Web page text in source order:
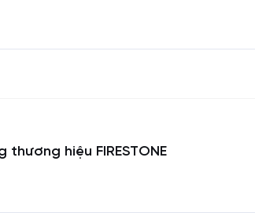
hiệu FIRESTONE